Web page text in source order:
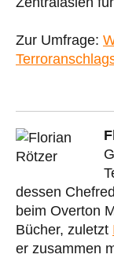
Zur Umfrage:
dessen
beim Overton
Bücher, zuletzt
er zusammen